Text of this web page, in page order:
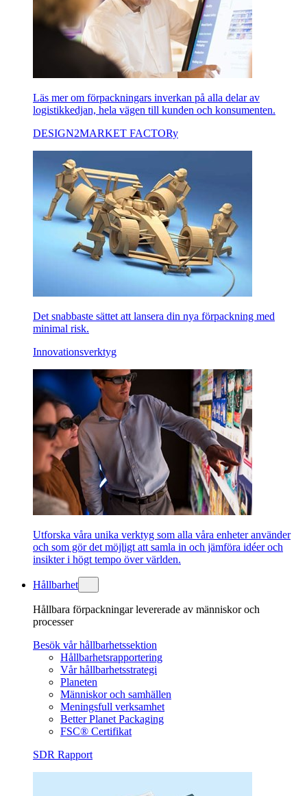
Läs mer om förpackningars inverkan på alla delar av
logistikkedjan, hela vägen till kunden och konsumenten.
DESIGN2MARKET FACTORy
Det snabbaste sättet att lansera din nya förpackning med
minimal risk.
Innovationsverktyg
Utforska våra unika verktyg som alla våra enheter använder
och som gör det möjligt att samla in och jämföra idéer och
insikter i högt tempo över världen.
Hållbarhet
Hållbara förpackningar levererade av människor och
processer
Besök vår hållbarhetssektion
Hållbarhetsrapportering
Vår hållbarhetsstrategi
Planeten
Människor och samhällen
Meningsfull verksamhet
Better Planet Packaging
FSC® Certifikat
SDR Rapport